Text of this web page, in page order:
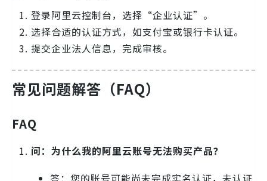
登录阿里云控制台，选择“企业认证”。
选择合适的认证方式，如支付宝或银行卡认证。
提交企业法人信息，完成审核。
常见问题解答（FAQ）
FAQ
问：为什么我的阿里云账号无法购买产品？
答：您的账号可能尚未完成实名认证，未认证